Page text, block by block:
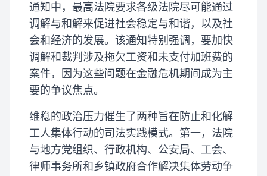
通知中，最高法院要求各级法院尽可能通过
调解与和解来促进社会稳定与和谐，以及社
会和经济的发展。该通知特别强调，要加快
调解和裁判涉及拖欠工资和未支付加班费的
案件，因为这些问题在金融危机期间成为主
要的争议焦点。
维稳的政治压力催生了两种旨在防止和化解
工人集体行动的司法实践模式。第一，法院
与地方党组织、行政机构、公安局、工会、
律师事务所和乡镇政府合作解决集体劳动争